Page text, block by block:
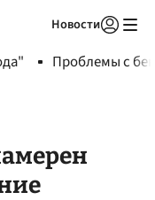
Новости
Проблемы с